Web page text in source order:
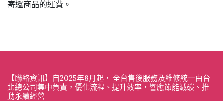
寄還商品的運費。
【聯絡資訊】自2025年8月起， 全台售後服務及維修統一由台
北總公司集中負責，優化流程、提升效率，響應節能減碳、推
動永續經營